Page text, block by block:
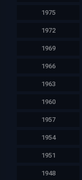
1975
1972
1969
1966
1963
1960
1957
1954
1951
1948